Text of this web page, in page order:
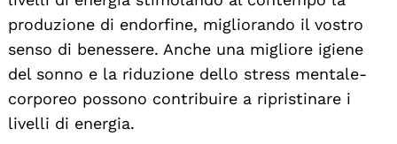
produzione di endorfine, migliorando il vostro
senso di benessere. Anche una migliore igiene
del sonno e la riduzione dello stress mentale-
corporeo possono contribuire a ripristinare i
livelli di energia.